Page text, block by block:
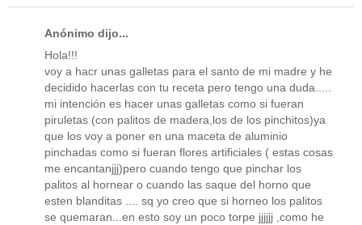
Anónimo dijo...
Hola!!!
voy a hacr unas galletas para el santo de mi madre y he
decidido hacerlas con tu receta pero tengo una duda.....
mi intención es hacer unas galletas como si fueran
piruletas (con palitos de madera,los de los pinchitos)ya
que los voy a poner en una maceta de aluminio
pinchadas como si fueran flores artificiales ( estas cosas
me encantanjjj)pero cuando tengo que pinchar los
palitos al hornear o cuando las saque del horno que
esten blanditas .... sq yo creo que si horneo los palitos
se quemaran...en esto soy un poco torpe jjjjjj ,como he